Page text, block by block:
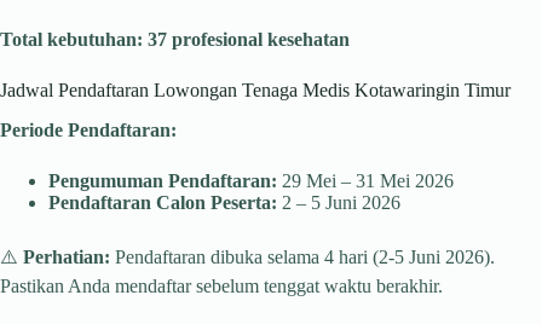
Total kebutuhan: 37 profesional kesehatan
Jadwal Pendaftaran Lowongan Tenaga Medis Kotawaringin Timur
Periode Pendaftaran:
Pengumuman Pendaftaran: 29 Mei – 31 Mei 2026
Pendaftaran Calon Peserta: 2 – 5 Juni 2026
⚠️ Perhatian: Pendaftaran dibuka selama 4 hari (2-5 Juni 2026).
Pastikan Anda mendaftar sebelum tenggat waktu berakhir.